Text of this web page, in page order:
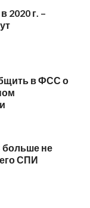
2020 г. –
в ФСС о
больше не
СПИ